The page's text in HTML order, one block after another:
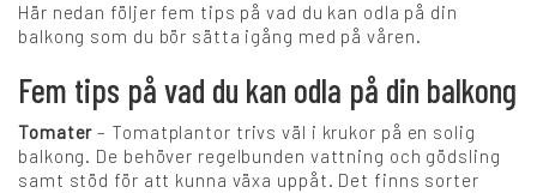
NL UK CH PL
Här nedan följer fem tips på vad du kan odla på din
balkong som du bör sätta igång med på våren.
Fem tips på vad du kan odla på din balkong
Tomater– Tomatplantor trivs väl i krukor på en solig
balkong. De behöver regelbunden vattning och gödsling
samt stöd för att kunna växa uppåt. Det finns sorter